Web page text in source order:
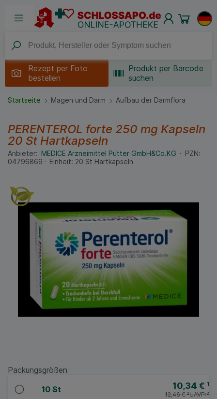
Rezept per Foto
bestellen
Produkt per Barcode
suchen
Startseite Magen und Darm Aufbau der Darmflora
PERENTEROL forte 250 mg Kapseln
20 St Hartkapseln
Anbieter: MEDICE Arzneimittel Pütter GmbH&Co.KG
PZN:
04796869
Einheit: 20 St Hartkapseln
Packungsgrößen
10 St 10,34 € ¹
UAVP:²
12,46 €²